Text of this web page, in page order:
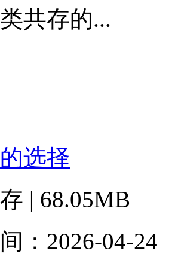
共存的...
选择
| 68.05MB
：2026-04-24